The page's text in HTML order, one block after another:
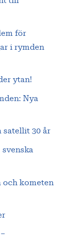
för
i rymden
ytan!
Nya
satellit 30 år
och kometen